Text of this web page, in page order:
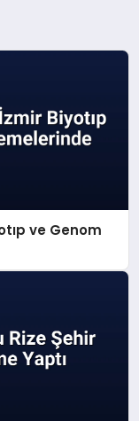
ve Genom